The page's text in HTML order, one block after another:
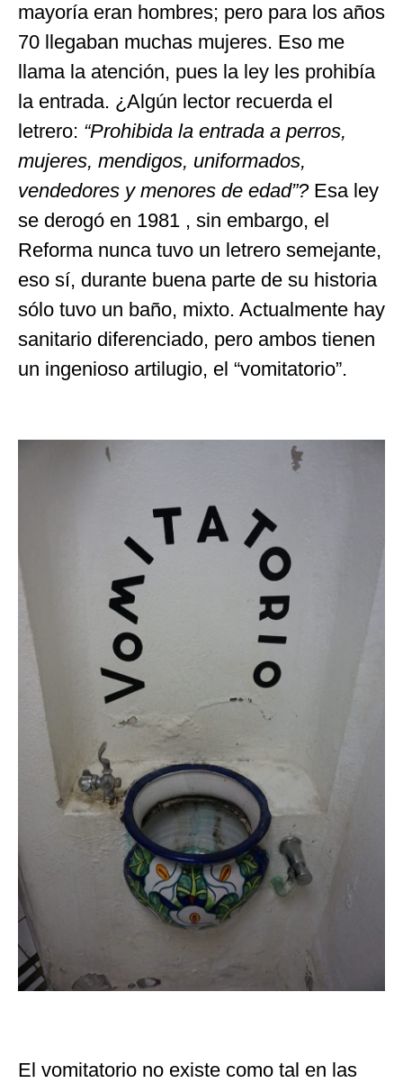
mayoría eran hombres; pero para los años
70 llegaban muchas mujeres. Eso me
llama la atención, pues la ley les prohibía
la entrada. ¿Algún lector recuerda el
letrero: “Prohibida la entrada a perros,
mujeres, mendigos, uniformados,
vendedores y menores de edad”?Esa ley
se derogó en 1981 , sin embargo, el
Reforma nunca tuvo un letrero semejante,
eso sí, durante buena parte de su historia
sólo tuvo un baño, mixto. Actualmente hay
sanitario diferenciado, pero ambos tienen
un ingenioso artilugio, el “vomitatorio”.
El vomitatorio no existe como tal en las